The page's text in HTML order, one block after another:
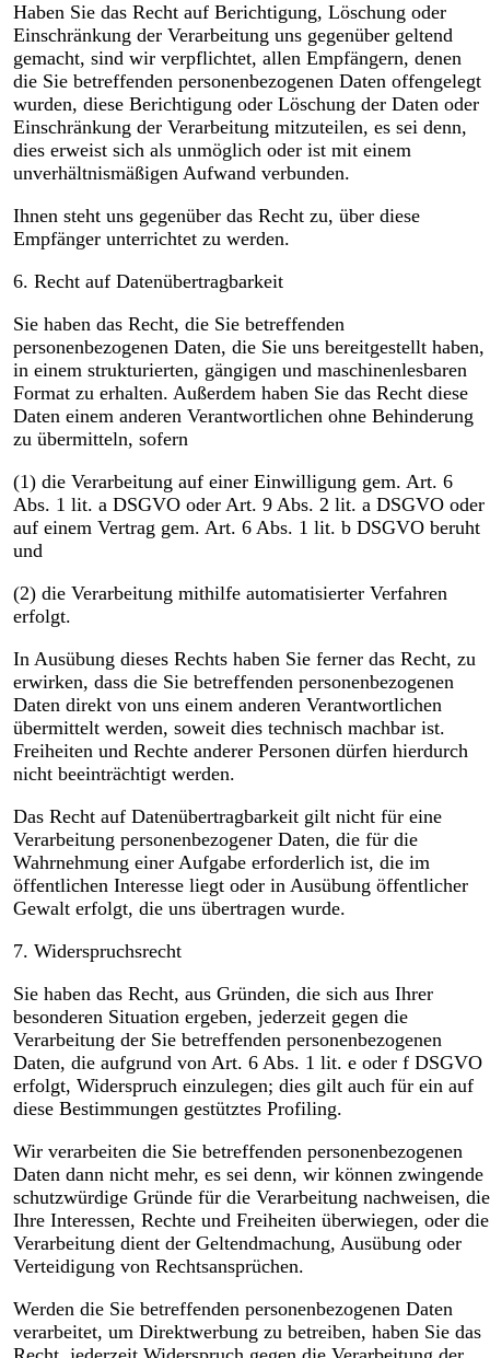
Haben Sie das Recht auf Berichtigung, Löschung oder
Einschränkung der Verarbeitung uns gegenüber geltend
gemacht, sind wir verpflichtet, allen Empfängern, denen
die Sie betreffenden personenbezogenen Daten offengelegt
wurden, diese Berichtigung oder Löschung der Daten oder
Einschränkung der Verarbeitung mitzuteilen, es sei denn,
dies erweist sich als unmöglich oder ist mit einem
unverhältnismäßigen Aufwand verbunden.
Ihnen steht uns gegenüber das Recht zu, über diese
Empfänger unterrichtet zu werden.
6. Recht auf Datenübertragbarkeit
Sie haben das Recht, die Sie betreffenden
personenbezogenen Daten, die Sie uns bereitgestellt haben,
in einem strukturierten, gängigen und maschinenlesbaren
Format zu erhalten. Außerdem haben Sie das Recht diese
Daten einem anderen Verantwortlichen ohne Behinderung
zu übermitteln, sofern
(1) die Verarbeitung auf einer Einwilligung gem. Art. 6
Abs. 1 lit. a DSGVO oder Art. 9 Abs. 2 lit. a DSGVO oder
auf einem Vertrag gem. Art. 6 Abs. 1 lit. b DSGVO beruht
und
(2) die Verarbeitung mithilfe automatisierter Verfahren
erfolgt.
In Ausübung dieses Rechts haben Sie ferner das Recht, zu
erwirken, dass die Sie betreffenden personenbezogenen
Daten direkt von uns einem anderen Verantwortlichen
übermittelt werden, soweit dies technisch machbar ist.
Freiheiten und Rechte anderer Personen dürfen hierdurch
nicht beeinträchtigt werden.
Das Recht auf Datenübertragbarkeit gilt nicht für eine
Verarbeitung personenbezogener Daten, die für die
Wahrnehmung einer Aufgabe erforderlich ist, die im
öffentlichen Interesse liegt oder in Ausübung öffentlicher
Gewalt erfolgt, die uns übertragen wurde.
7. Widerspruchsrecht
Sie haben das Recht, aus Gründen, die sich aus Ihrer
besonderen Situation ergeben, jederzeit gegen die
Verarbeitung der Sie betreffenden personenbezogenen
Daten, die aufgrund von Art. 6 Abs. 1 lit. e oder f DSGVO
erfolgt, Widerspruch einzulegen; dies gilt auch für ein auf
diese Bestimmungen gestütztes Profiling.
Wir verarbeiten die Sie betreffenden personenbezogenen
Daten dann nicht mehr, es sei denn, wir können zwingende
schutzwürdige Gründe für die Verarbeitung nachweisen, die
Ihre Interessen, Rechte und Freiheiten überwiegen, oder die
Verarbeitung dient der Geltendmachung, Ausübung oder
Verteidigung von Rechtsansprüchen.
Werden die Sie betreffenden personenbezogenen Daten
verarbeitet, um Direktwerbung zu betreiben, haben Sie das